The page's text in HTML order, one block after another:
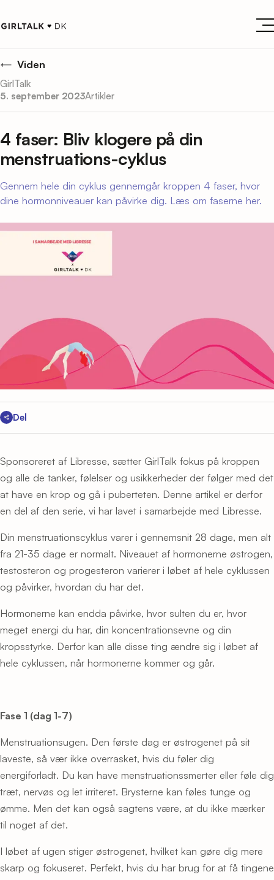
Viden
GirlTalk
5. september 2023Artikler
4 faser: Bliv klogere på din
menstruations-cyklus
Gennem hele din cyklus gennemgår kroppen 4 faser, hvor
dine hormonniveauer kan påvirke dig. Læs om faserne her.
Del
Sponsoreret af Libresse, sætter GirlTalk fokus på kroppen
og alle de tanker, følelser og usikkerheder der følger med det
at have en krop og gå i puberteten. Denne artikel er derfor
en del af den serie, vi har lavet i samarbejde med Libresse.
Din menstruationscyklus varer i gennemsnit 28 dage, men alt
fra 21-35 dage er normalt. Niveauet af hormonerne østrogen,
testosteron og progesteron varierer i løbet af hele cyklussen
og påvirker, hvordan du har det.
Hormonerne kan endda påvirke, hvor sulten du er, hvor
meget energi du har, din koncentrationsevne og din
kropsstyrke. Derfor kan alle disse ting ændre sig i løbet af
hele cyklussen, når hormonerne kommer og går.
Fase 1 (dag 1-7)
Menstruationsugen. Den første dag er østrogenet på sit
laveste, så vær ikke overrasket, hvis du føler dig
energiforladt. Du kan have menstruationssmerter eller føle dig
træt, nervøs og let irriteret. Brysterne kan føles tunge og
ømme. Men det kan også sagtens være, at du ikke mærker
til noget af det.
I løbet af ugen stiger østrogenet, hvilket kan gøre dig mere
skarp og fokuseret. Perfekt, hvis du har brug for at få tingene